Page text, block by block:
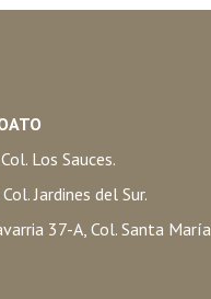
Los Sauces.
Jardines del Sur.
37-A, Col. Santa María